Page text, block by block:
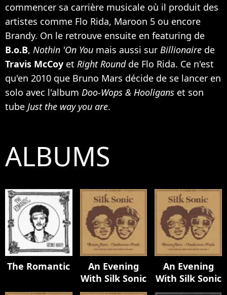
commencer sa carrière musicale où il produit des
artistes comme Flo Rida, Maroon 5 ou encore
Brandy. On le retrouve ensuite en featuring de
B.o.B, Nothin 'On You mais aussi sur Billionaire de
Travis McCoy et Right Round de Flo Rida. Ce n'est
qu'en 2010 que Bruno Mars décide de se lancer en
solo avec l'album Doo-Wops & Hooligans et son
tube Just the way you are.
ALBUMS
The Romantic
An Evening
With Silk Sonic
An Evening
With Silk Sonic